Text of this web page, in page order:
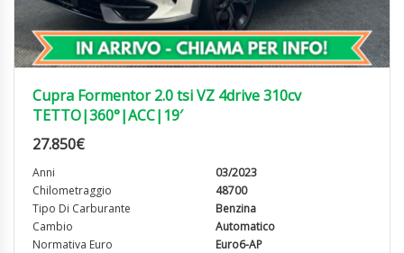
Cupra Formentor 2.0 tsi VZ 4drive 310cv
TETTO|360°|ACC|19′
27.850€
Anni
03/2023
Chilometraggio
48700
Tipo Di Carburante
Benzina
Cambio
Automatico
Normativa Euro
Euro6-AP